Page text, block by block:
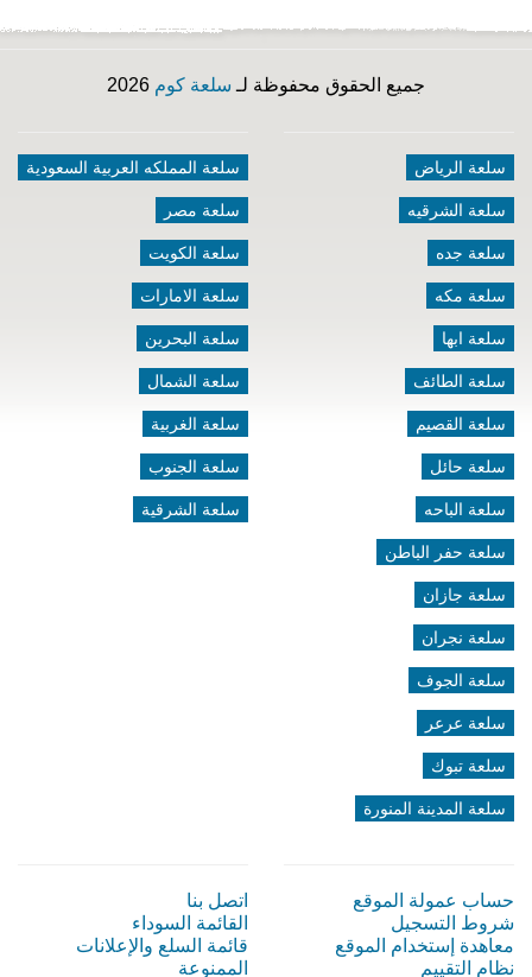
جميع الحقوق محفوظة لـ سلعة كوم
سلعة الرياض
سلعة الشرقيه
سلعة جده
سلعة مكه
سلعة ابها
سلعة الطائف
سلعة القصيم
سلعة حائل
سلعة الباحه
سلعة حفر الباطن
سلعة جازان
سلعة نجران
سلعة الجوف
سلعة عرعر
سلعة تبوك
سلعة المدينة المنورة
سلعة المملكه العربية السعودية
سلعة مصر
سلعة الكويت
سلعة الامارات
سلعة البحرين
سلعة الشمال
سلعة الغربية
سلعة الجنوب
سلعة الشرقية
حساب عمولة الموقع
شروط التسجيل
معاهدة إستخدام الموقع
نظام التقييم
اتصل بنا
القائمة السوداء
قائمة السلع والإعلانات
الممنوعة